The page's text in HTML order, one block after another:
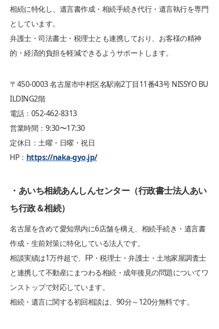
相続に特化し、遺言書作成・相続手続き代行・遺言執行を専門
としています。
弁護士・司法書士・税理士とも連携しており、お客様の精神
的・経済的負担を軽減できるようサポートします。
〒450‑0003 名古屋市中村区名駅南2丁目11番43号 NISSYO BU
ILDING2階
電話：052-462-8313
営業時間：9:30〜17:30
定休日：土曜・日曜・祝日
HP： https://naka-gyo.jp/
・あいち相続あんしんセンター（行政書士法人あい
ち行政＆相続）
名古屋を含めて愛知県内に6店舗を構え、相続手続き・遺言書
作成・生前対策に特化している法人です。
相談実績は1万件超で、FP・税理士・弁護士・土地家屋調査士
と連携して不動産にまつわる相続・成年後見の問題についてワ
ンストップで対応しています。
相続・遺言に関する初回相談は、90分～120分無料です。